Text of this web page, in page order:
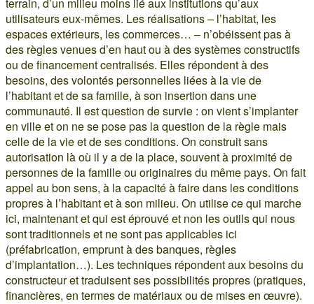
utilisateurs eux-mêmes. Les réalisations – l’habitat, les
espaces extérieurs, les commerces… – n’obéissent pas à
des règles venues d’en haut ou à des systèmes constructifs
ou de financement centralisés. Elles répondent à des
besoins, des volontés personnelles liées à la vie de
l’habitant et de sa famille, à son insertion dans une
communauté. Il est question de survie : on vient s’implanter
en ville et on ne se pose pas la question de la règle mais
celle de la vie et de ses conditions. On construit sans
autorisation là où il y a de la place, souvent à proximité de
personnes de la famille ou originaires du même pays. On fait
appel au bon sens, à la capacité à faire dans les conditions
propres à l’habitant et à son milieu. On utilise ce qui marche
ici, maintenant et qui est éprouvé et non les outils qui nous
sont traditionnels et ne sont pas applicables ici
(préfabrication, emprunt à des banques, règles
d’implantation…). Les techniques répondent aux besoins du
constructeur et traduisent ses possibilités propres (pratiques,
financières, en termes de matériaux ou de mises en œuvre).